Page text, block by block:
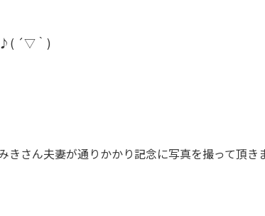
♪( ´▽｀)
さん夫妻が通りかかり記念に写真を撮って頂き